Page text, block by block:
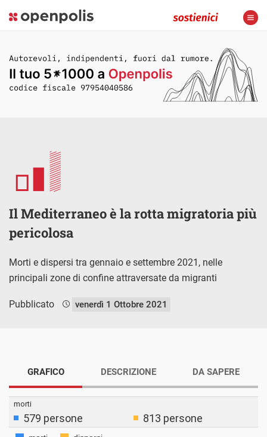
Il Mediterraneo è la rotta migratoria più
pericolosa
Morti e dispersi tra gennaio e settembre 2021, nelle
principali zone di confine attraversate da migranti
Pubblicato venerdì 1 Ottobre 2021
GRAFICO DESCRIZIONE DA SAPERE